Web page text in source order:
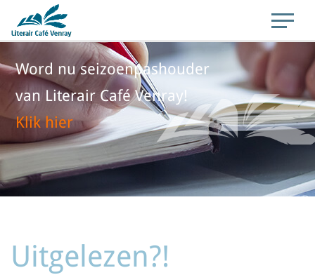
Word nu seizoenpashouder
van Literair Café Venray!
Klik hier
Uitgelezen?!